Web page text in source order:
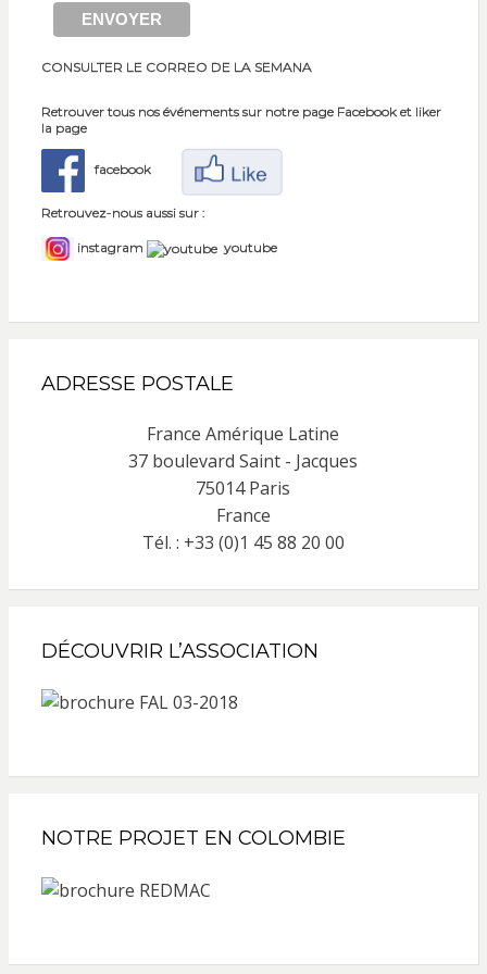
CONSULTER LE CORREO DE LA SEMANA
Retrouver tous nos événements sur notre page Facebook et liker
la page
facebook
Retrouvez-nous aussi sur :
instagram youtube
ADRESSE POSTALE
France Amérique Latine
37 boulevard Saint - Jacques
75014 Paris
France
Tél. : +33 (0)1 45 88 20 00
DÉCOUVRIR L’ASSOCIATION
NOTRE PROJET EN COLOMBIE